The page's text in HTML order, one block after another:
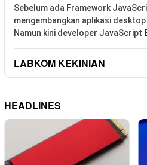
Sebelum ada Framework
mengembangkan aplikasi
Namun kini developer JavaScript
LABKOM KEKINIAN
HEADLINES